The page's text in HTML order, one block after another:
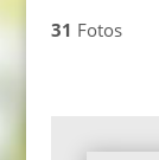
31 Fotos